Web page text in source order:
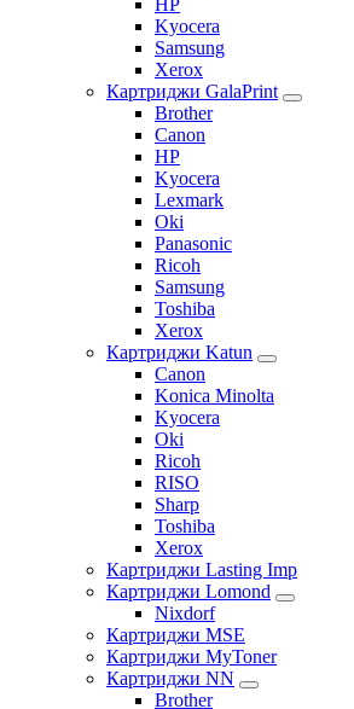
HP
Kyocera
Samsung
Xerox
Картриджи GalaPrint
Brother
Canon
HP
Kyocera
Lexmark
Oki
Panasonic
Ricoh
Samsung
Toshiba
Xerox
Картриджи Katun
Canon
Konica Minolta
Kyocera
Oki
Ricoh
RISO
Sharp
Toshiba
Xerox
Картриджи Lasting Imp
Картриджи Lomond
Nixdorf
Картриджи MSE
Картриджи MyToner
Картриджи NN
Brother